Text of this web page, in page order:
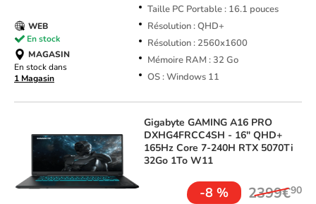
Taille PC Portable : 16.1 pouces
Résolution : QHD+
Résolution : 2560x1600
Mémoire RAM : 32 Go
OS : Windows 11
WEB
En stock
MAGASIN
En stock dans
1 Magasin
Gigabyte GAMING A16 PRO
DXHG4FRCC4SH - 16" QHD+
165Hz Core 7-240H RTX 5070Ti
32Go 1To W11
-8 % 2399€90